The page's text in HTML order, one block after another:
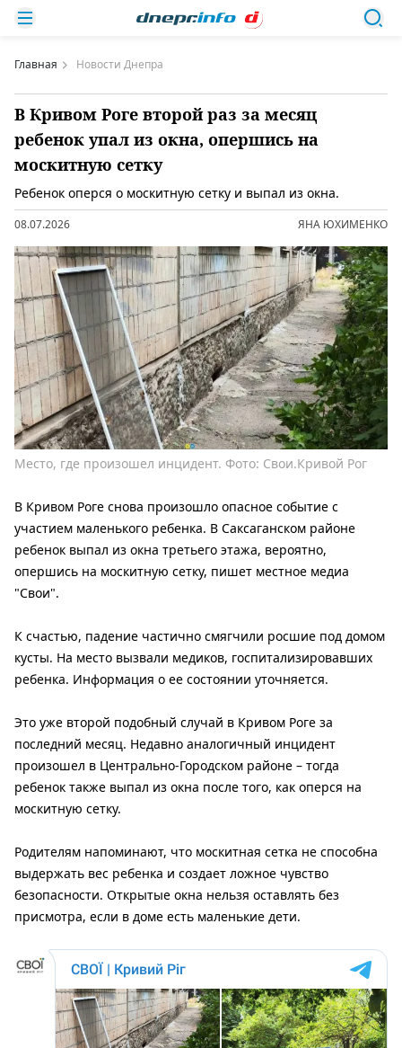
Главная Новости Днепра
В Кривом Роге второй раз за месяц
ребенок упал из окна, опершись на
москитную сетку
Ребенок оперся о москитную сетку и выпал из окна.
08.07.2026 ЯНА ЮХИМЕНКО
Место, где произошел инцидент. Фото: Свои.Кривой Рог
В Кривом Роге снова произошло опасное событие с
участием маленького ребенка. В Саксаганском районе
ребенок выпал из окна третьего этажа, вероятно,
опершись на москитную сетку, пишет местное медиа
"Свои".
К счастью, падение частично смягчили росшие под домом
кусты. На место вызвали медиков, госпитализировавших
ребенка. Информация о ее состоянии уточняется.
Это уже второй подобный случай в Кривом Роге за
последний месяц. Недавно аналогичный инцидент
произошел в Центрально-Городском районе – тогда
ребенок также выпал из окна после того, как оперся на
москитную сетку.
Родителям напоминают, что москитная сетка не способна
выдержать вес ребенка и создает ложное чувство
безопасности. Открытые окна нельзя оставлять без
присмотра, если в доме есть маленькие дети.